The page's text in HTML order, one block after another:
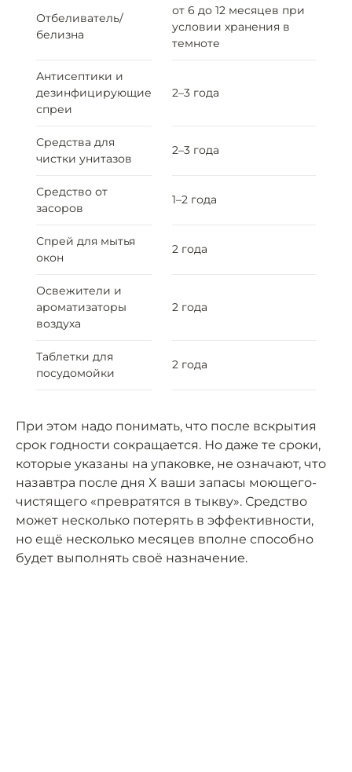
Отбеливатель/
белизна
от 6 до 12 месяцев при
условии хранения в
темноте
Антисептики и
дезинфицирующие
спреи
2–3 года
Средства для
чистки унитазов
2–3 года
Средство от
засоров
1–2 года
Спрей для мытья
окон
2 года
Освежители и
ароматизаторы
воздуха
2 года
Таблетки для
посудомойки
2 года
При этом надо понимать, что после вскрытия
срок годности сокращается. Но даже те сроки,
которые указаны на упаковке, не означают, что
назавтра после дня X ваши запасы моющего-
чистящего «превратятся в тыкву». Средство
может несколько потерять в эффективности,
но ещё несколько месяцев вполне способно
будет выполнять своё назначение.